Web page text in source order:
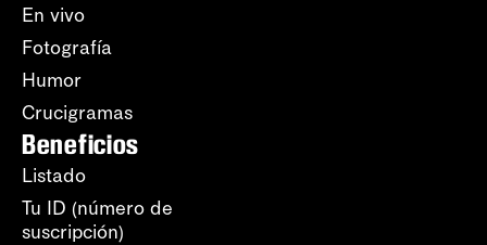
En vivo
Fotografía
Humor
Crucigramas
Beneficios
Listado
Tu ID (número de
suscripción)